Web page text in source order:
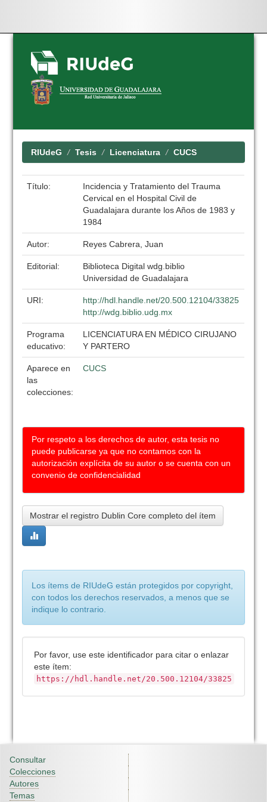
Skip
navigation
RIUdeG Tesis Licenciatura CUCS
Título:
Incidencia y Tratamiento del Trauma
Cervical en el Hospital Civil de
Guadalajara durante los Años de 1983 y
1984
Autor: Reyes Cabrera, Juan
Editorial:
Biblioteca Digital wdg.biblio
Universidad de Guadalajara
URI:
http://hdl.handle.net/20.500.12104/33825
http://wdg.biblio.udg.mx
Programa
educativo:
LICENCIATURA EN MÉDICO CIRUJANO
Y PARTERO
Aparece en
las
colecciones:
CUCS
Por respeto a los derechos de autor, esta tesis no
puede publicarse ya que no contamos con la
autorización explícita de su autor o se cuenta con un
convenio de confidencialidad
Mostrar el registro Dublin Core completo del ítem
Los ítems de RIUdeG están protegidos por copyright,
con todos los derechos reservados, a menos que se
indique lo contrario.
Por favor, use este identificador para citar o enlazar
este ítem:
https://hdl.handle.net/20.500.12104/33825
Consultar
Colecciones
Autores
Temas